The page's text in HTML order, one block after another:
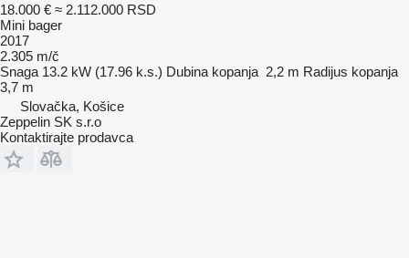
18.000 € ≈ 2.112.000 RSD
Mini bager
2017
2.305 m/č
Snaga 13.2 kW (17.96 k.s.) Dubina kopanja 2,2 m Radijus kopanja
3,7 m
Slovačka, Košice
Zeppelin SK s.r.o
Kontaktirajte prodavca